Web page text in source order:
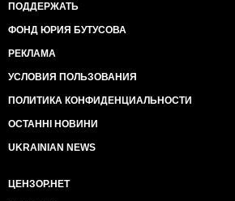
ПОДДЕРЖАТЬ
ФОНД ЮРИЯ БУТУСОВА
РЕКЛАМА
УСЛОВИЯ ПОЛЬЗОВАНИЯ
ПОЛИТИКА КОНФИДЕНЦИАЛЬНОСТИ
ОСТАННІ НОВИНИ
UKRAINIAN NEWS
ЦЕНЗОР.НЕТ